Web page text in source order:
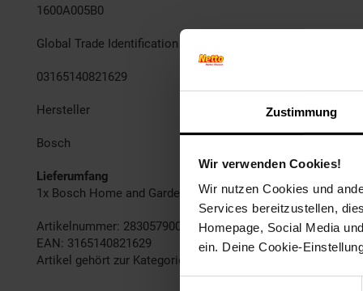
Zustimmung
Wir verwenden Cookies!
Wir nutzen Cookies und
Services bereitzustellen,
Homepage, Social Media
ein. Deine Cookie-
1600A005B0
Global Trade Identification Number
03165140821629
Hersteller
Bosch
Lieferumfang
1x Bosch Home and Garden Akku PBA 18 V LI-Ion, 2, 5 Ah
Artikelnummer: 2830579000
EAN: 3165140821629
Artikel gehört zur Kategorie: